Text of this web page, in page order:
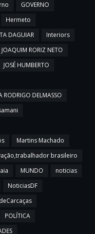
GOVERNO
Hermeto
DAGUIAR
Interiors
JOAQUIM RORIZ NETO
JOSÉ HUMBERTO
RODRIGO DELMASSO
Martins Machado
brasileiro
MUNDO
noticias
NoticiasDF
POLÍTICA